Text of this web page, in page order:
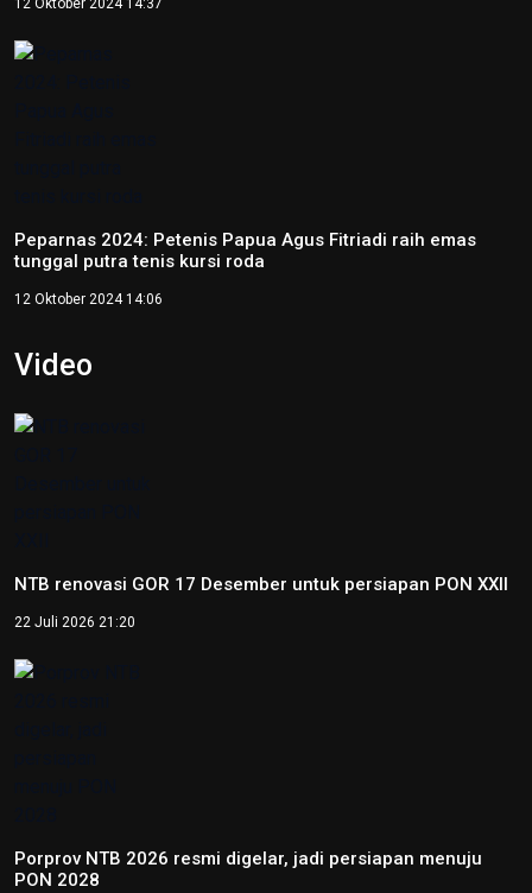
12 Oktober 2024 14:37
Peparnas 2024: Petenis Papua Agus Fitriadi raih emas
tunggal putra tenis kursi roda
12 Oktober 2024 14:06
Video
NTB renovasi GOR 17 Desember untuk persiapan PON XXII
22 Juli 2026 21:20
Porprov NTB 2026 resmi digelar, jadi persiapan menuju
PON 2028